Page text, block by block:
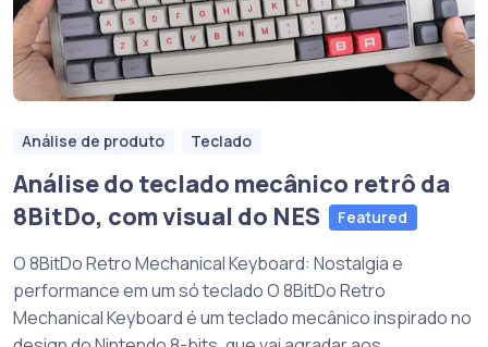
Análise de produto Teclado
Análise do teclado mecânico retrô da
8BitDo, com visual do NES
Featured
O 8BitDo Retro Mechanical Keyboard: Nostalgia e
performance em um só teclado O 8BitDo Retro
Mechanical Keyboard é um teclado mecânico inspirado no